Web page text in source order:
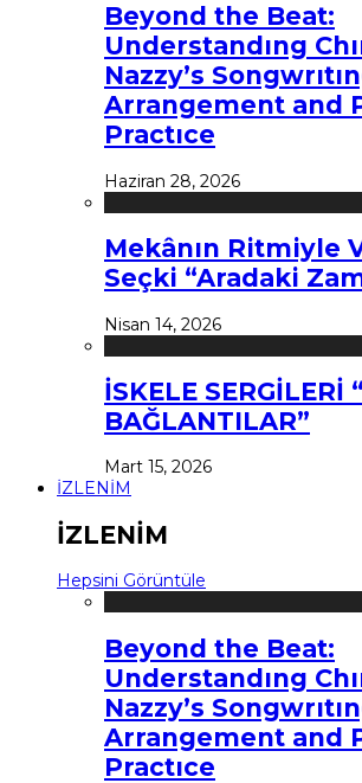
Beyond the Beat:
Understandıng
Nazzy’s
Arrangement and
Practıce
Haziran 28, 2026
Mekânın Ritmiyle
Seçki “Aradaki
Nisan 14, 2026
İSKELE SERGİLERİ
BAĞLANTILAR”
Mart 15, 2026
İZLENİM
İZLENİM
Hepsini Görüntüle
Beyond the Beat:
Understandıng
Nazzy’s
Arrangement and
Practıce